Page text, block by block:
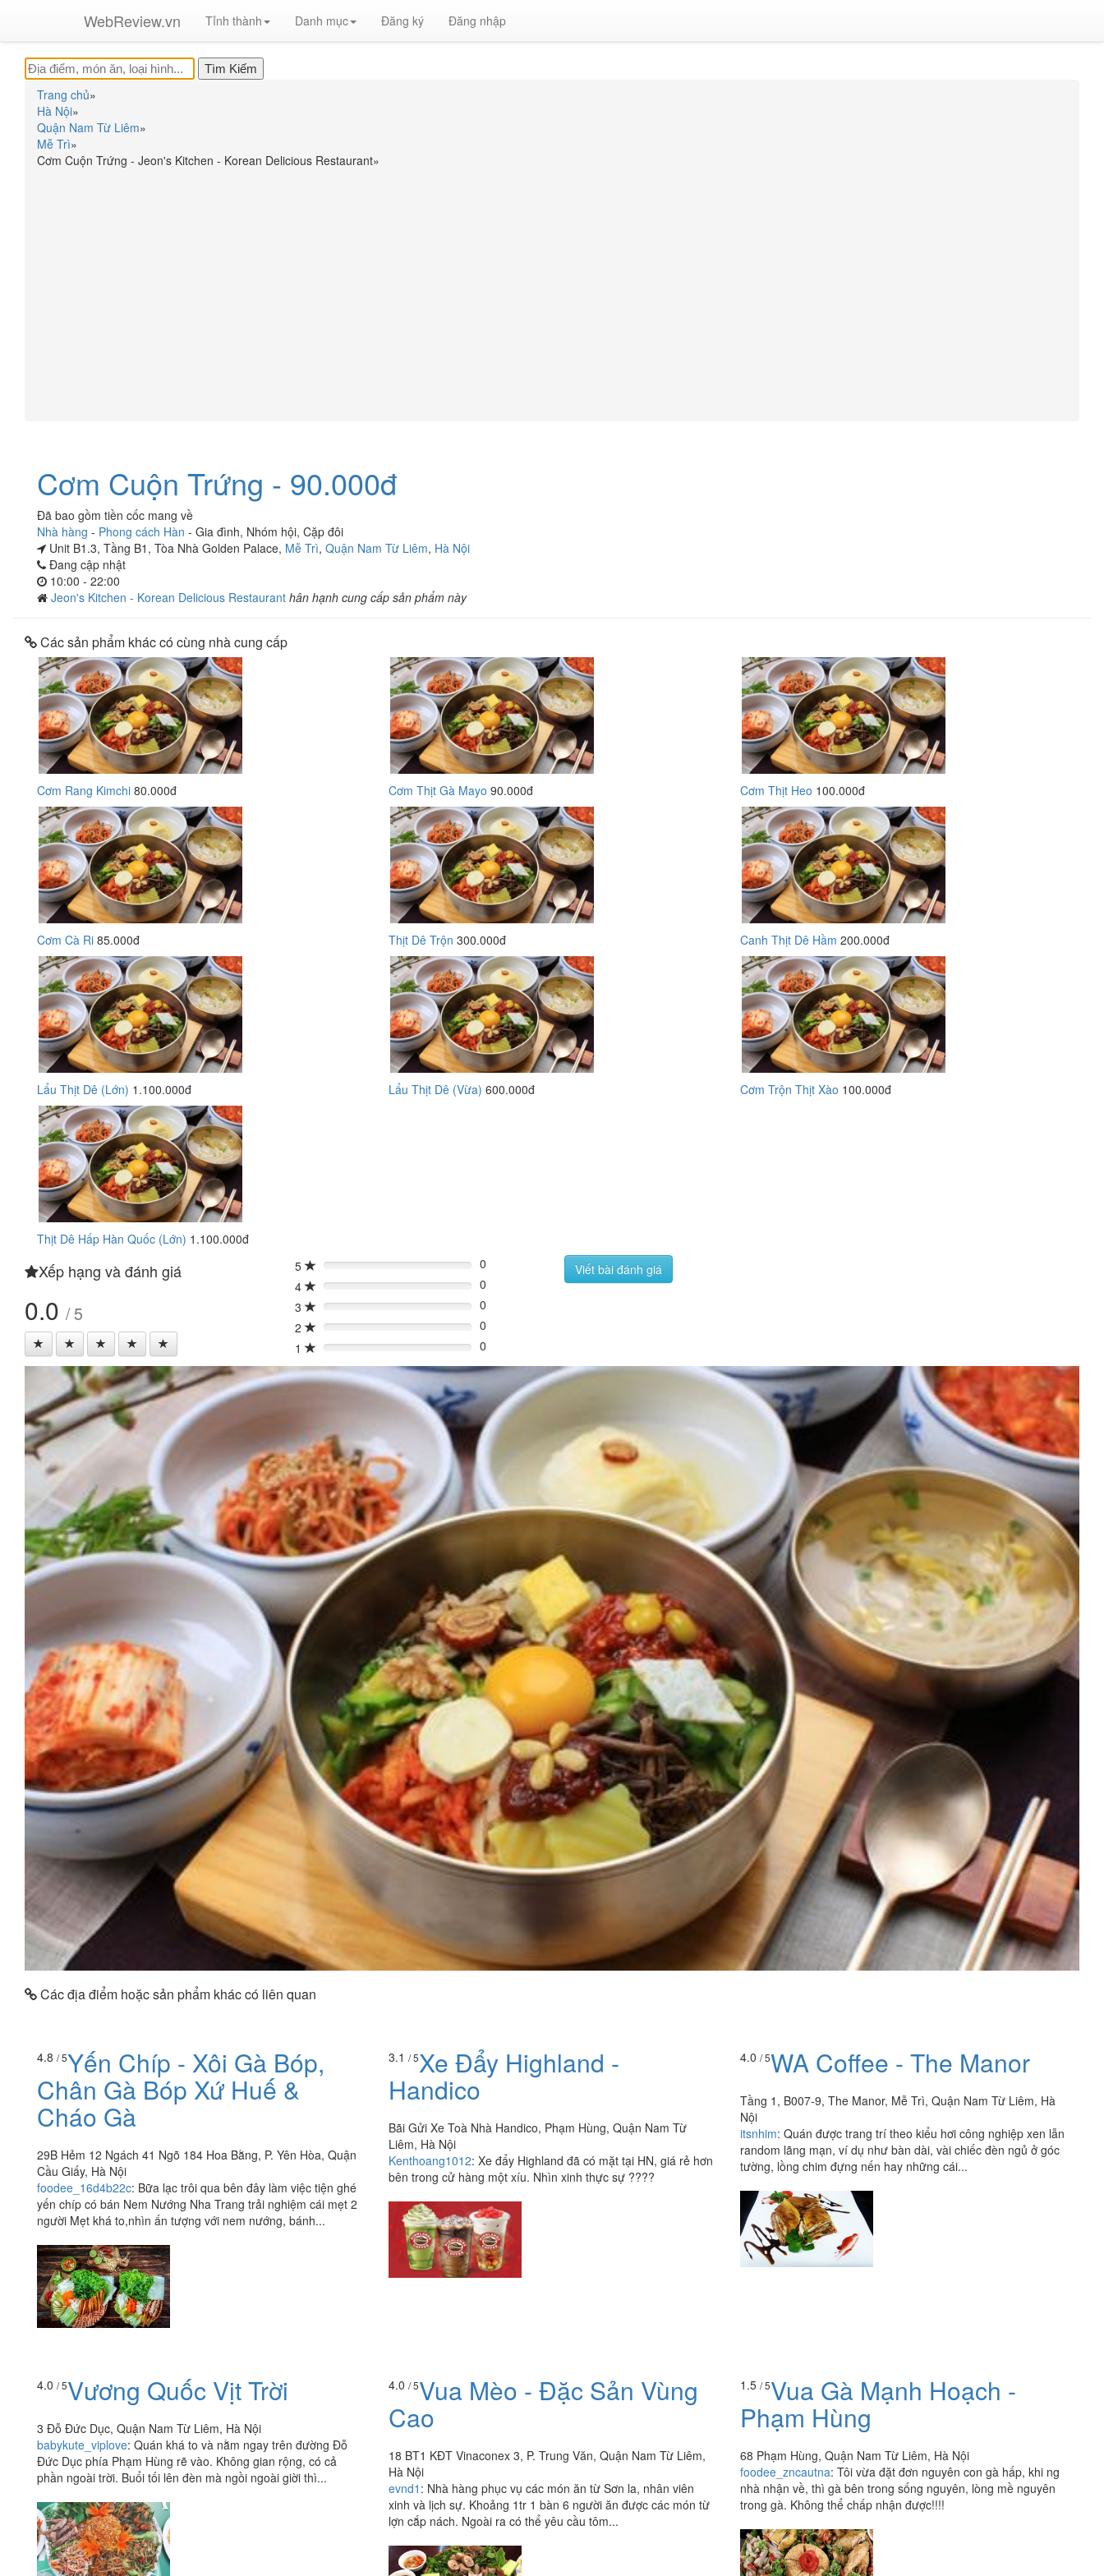
WebReview.vn Tỉnh thành Danh mục Đăng ký Đăng nhập
Trang chủ»
Hà Nội»
Quận Nam Từ Liêm»
Mễ Trì»
Cơm Cuộn Trứng - Jeon's Kitchen - Korean Delicious Restaurant»
Cơm Cuộn Trứng - 90.000đ
Đã bao gồm tiền cốc mang về
Nhà hàng - Phong cách Hàn - Gia đình, Nhóm hội, Cặp đôi
Unit B1.3, Tầng B1, Tòa Nhà Golden Palace, Mễ Trì, Quận Nam Từ Liêm, Hà Nội
Đang cập nhật
10:00 - 22:00
Jeon's Kitchen - Korean Delicious Restaurant hân hạnh cung cấp sản phẩm này
Các sản phẩm khác có cùng nhà cung cấp
Cơm Rang Kimchi 80.000đ Cơm Thịt Gà Mayo 90.000đ Cơm Thịt Heo 100.000đ
Cơm Cà Ri 85.000đ Thịt Dê Trộn 300.000đ Canh Thịt Dê Hầm 200.000đ
Lẩu Thịt Dê (Lớn) 1.100.000đ Lẩu Thịt Dê (Vừa) 600.000đ Cơm Trộn Thịt Xào 100.000đ
Thịt Dê Hấp Hàn Quốc (Lớn) 1.100.000đ
Xếp hạng và đánh giá
0.0 / 5
5 0%
0
4
0%
0
3
0%
0
2
0%
0
1
0% 0
Viết bài đánh giá
Các địa điểm hoặc sản phẩm khác có liên quan
4.8 / 5Yến Chíp - Xôi Gà Bóp,
Chân Gà Bóp Xứ Huế &
Cháo Gà
29B Hẻm 12 Ngách 41 Ngõ 184 Hoa Bằng, P. Yên Hòa, Quận
Cầu Giấy, Hà Nội
foodee_16d4b22c: Bữa lạc trôi qua bên đây làm việc tiện ghé
yến chíp có bán Nem Nướng Nha Trang trải nghiệm cái mẹt 2
người Mẹt khá to,nhìn ấn tượng với nem nướng, bánh...
3.1 / 5Xe Đẩy Highland -
Handico
Bãi Gửi Xe Toà Nhà Handico, Phạm Hùng, Quận Nam Từ
Liêm, Hà Nội
Kenthoang1012: Xe đẩy Highland đã có mặt tại HN, giá rẻ hơn
bên trong cử hàng một xíu. Nhìn xinh thực sự ????
4.0 / 5WA Coffee - The Manor
Tầng 1, B007-9, The Manor, Mễ Trì, Quận Nam Từ Liêm, Hà
Nội
itsnhim: Quán được trang trí theo kiểu hơi công nghiệp xen lẫn
random lãng mạn, ví dụ như bàn dài, vài chiếc đèn ngủ ở góc
tường, lồng chim đựng nến hay những cái...
4.0 / 5Vương Quốc Vịt Trời
3 Đỗ Đức Dục, Quận Nam Từ Liêm, Hà Nội
babykute_viplove: Quán khá to và nằm ngay trên đường Đỗ
Đức Dục phía Phạm Hùng rẽ vào. Không gian rộng, có cả
phần ngoài trời. Buổi tối lên đèn mà ngồi ngoài giời thì...
4.0 / 5Vua Mèo - Đặc Sản Vùng
Cao
18 BT1 KĐT Vinaconex 3, P. Trung Văn, Quận Nam Từ Liêm,
Hà Nội
evnd1 : Nhà hàng phục vụ các món ăn từ Sơn la, nhân viên
xinh và lịch sự. Khoảng 1tr 1 bàn 6 người ăn được các món từ
lợn cắp nách. Ngoài ra có thể yêu cầu tôm...
1.5 / 5Vua Gà Mạnh Hoạch -
Phạm Hùng
68 Phạm Hùng, Quận Nam Từ Liêm, Hà Nội
foodee_zncautna: Tôi vừa đặt đơn nguyên con gà hấp, khi ng
nhà nhận về, thì gà bên trong sống nguyên, lòng mề nguyên
trong gà. Không thể chấp nhận được!!!!